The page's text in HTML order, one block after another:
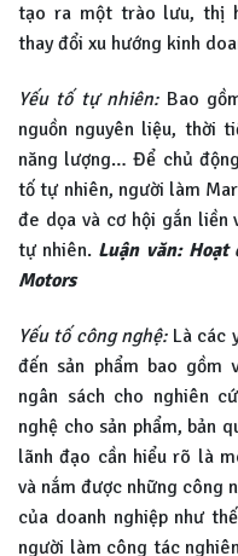
tạo ra một trào lưu, thị
thay đổi xu hướng kinh
Yếu tố tự nhiên:Bao
nguồn nguyên liệu, thời
năng lượng… Để chủ
tố tự nhiên, người làm
đe dọa và cơ hội gắn
tự nhiên. Luận văn:
Motors
Yếu tố công nghệ:Là các
đến sản phẩm bao gồm
ngân sách cho nghiên
nghệ cho sản phẩm, bản
lãnh đạo cần hiểu rõ là
và nắm được những công
của doanh nghiệp như
người làm công tác